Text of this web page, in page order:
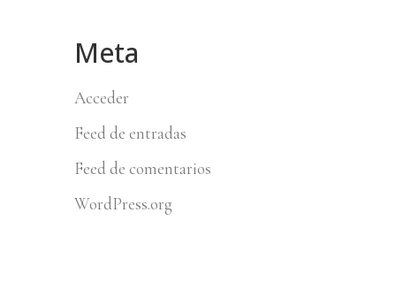
Meta
Acceder
Feed de entradas
Feed de comentarios
WordPress.org